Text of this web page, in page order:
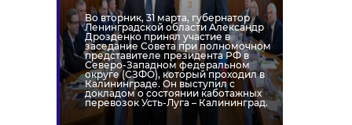
Во вторник, 31 марта, губернатор
Ленинградской области Александр
Дрозденко принял участие в
заседание Совета при полномочном
представителе президента РФ в
Северо-Западном федеральном
округе (СЗФО), который проходил в
Калининграде. Он выступил с
докладом о состоянии каботажных
перевозок Усть-Луга – Калининград.